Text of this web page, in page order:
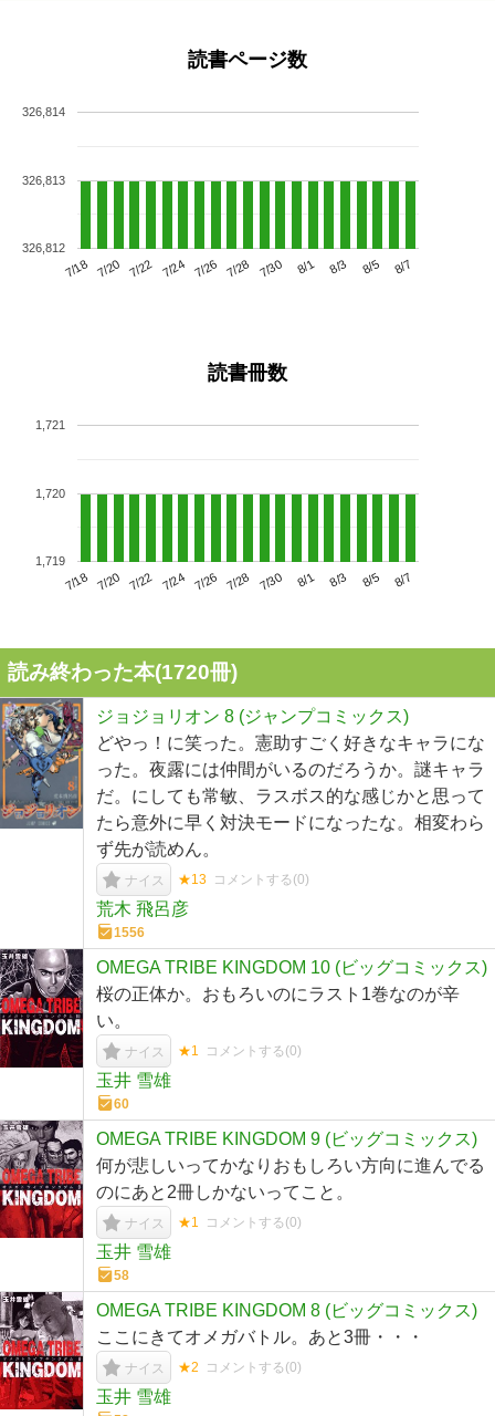
読書ページ数
7/18 7/20 7/22 7/24 7/26 7/28 7/30 8/1 8/3 8/5 8/7
326,812
326,813
326,814
読書冊数
7/18 7/20 7/22 7/24 7/26 7/28 7/30 8/1 8/3 8/5 8/7
1,719
1,720
1,721
読み終わった本(1720冊)
ジョジョリオン 8 (ジャンプコミックス)
どやっ！に笑った。憲助すごく好きなキャラにな
った。夜露には仲間がいるのだろうか。謎キャラ
だ。にしても常敏、ラスボス的な感じかと思って
たら意外に早く対決モードになったな。相変わら
ず先が読めん。
ナイス ★13 コメントする(0)
荒木 飛呂彦
1556
OMEGA TRIBE KINGDOM 10 (ビッグコミックス)
桜の正体か。おもろいのにラスト1巻なのが辛
い。
ナイス ★1 コメントする(0)
玉井 雪雄
60
OMEGA TRIBE KINGDOM 9 (ビッグコミックス)
何が悲しいってかなりおもしろい方向に進んでる
のにあと2冊しかないってこと。
ナイス ★1 コメントする(0)
玉井 雪雄
58
OMEGA TRIBE KINGDOM 8 (ビッグコミックス)
ここにきてオメガバトル。あと3冊・・・
ナイス ★2 コメントする(0)
玉井 雪雄